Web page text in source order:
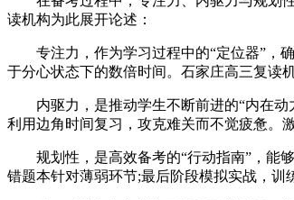
读机构为此展开论述：
专注力，作为学习过程中的“定位器”，确
于分心状态下的数倍时间。石家庄高三复读
内驱力，是推动学生不断前进的“内在动
利用边角时间复习，攻克难关而不觉疲惫。
规划性，是高效备考的“行动指南”，能够
错题本针对薄弱环节;最后阶段模拟实战，训